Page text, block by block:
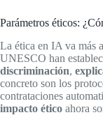
Parámetros éticos:
La ética en IA va más
UNESCO han
discriminación,
concreto son los
contrataciones
impacto ético ahora